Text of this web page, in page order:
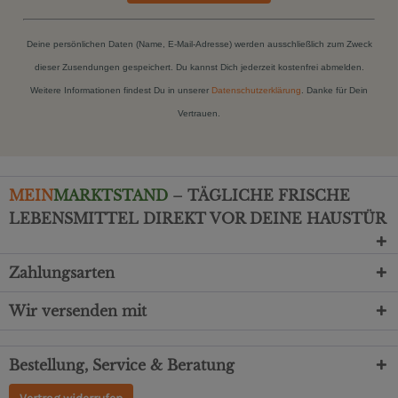
Deine persönlichen Daten (Name, E-Mail-Adresse) werden ausschließlich zum Zweck
dieser Zusendungen gespeichert. Du kannst Dich jederzeit kostenfrei abmelden.
Weitere Informationen findest Du in unserer Datenschutzerklärung . Danke für Dein
Vertrauen.
MEINMARKTSTAND – TÄGLICHE FRISCHE
LEBENSMITTEL DIREKT VOR DEINE HAUSTÜR
Zahlungsarten
Wir versenden mit
Bestellung, Service & Beratung